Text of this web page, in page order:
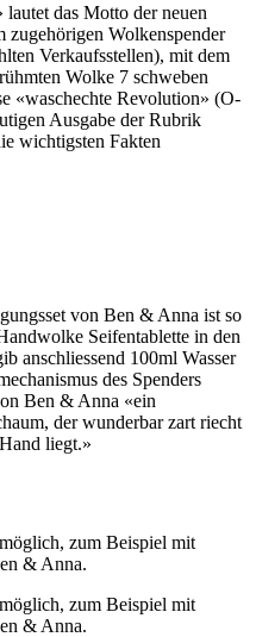
das Motto der neuen
zugehörigen Wolkenspender
Verkaufsstellen), mit dem
Wolke 7 schweben
«waschechte Revolution» (O-
Ausgabe der Rubrik
wichtigsten Fakten
von Ben & Anna ist so
Seifentablette in den
anschliessend 100ml Wasser
des Spenders
Ben & Anna «ein
der wunderbar zart riecht
liegt.»